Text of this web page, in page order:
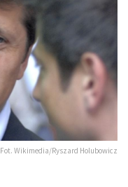
Fot. Wikimedia/Ryszard Holubowicz